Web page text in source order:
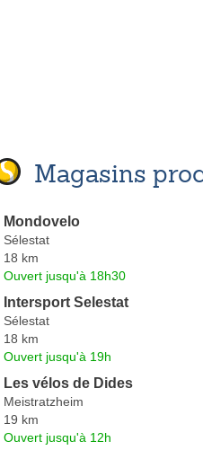
Magasins
Mondovelo
Sélestat
18 km
Ouvert jusqu'à 18h30
Intersport Selestat
Sélestat
18 km
Ouvert jusqu'à 19h
Les vélos de Dides
Meistratzheim
19 km
Ouvert jusqu'à 12h